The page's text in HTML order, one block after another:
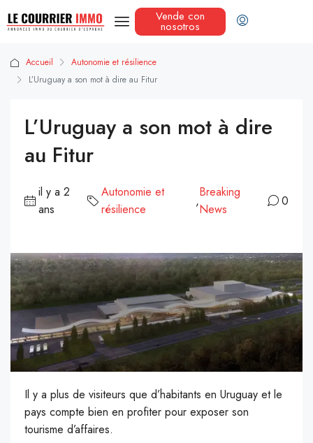
Vende con
nosotros
Accueil
Autonomie et résilience
L’Uruguay a son mot à dire au Fitur
L’Uruguay a son mot à dire
au Fitur
il y a 2
ans
Autonomie et
résilience
,
Breaking
News
0
Il y a plus de visiteurs que d’habitants en Uruguay et le
pays compte bien en profiter pour exposer son
tourisme d’affaires.